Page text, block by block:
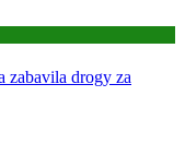
zabavila drogy za